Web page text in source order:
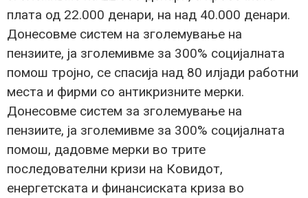
плата од 22.000 денари, на над 40.000 денари.
Донесовме систем на зголемување на
пензиите, ја зголемивме за 300% социјалната
помош тројно, се спасија над 80 илјади работни
места и фирми со антикризните мерки.
Донесовме систем за зголемување на
пензиите, ја зголемивме за 300% социјалната
помош, дадовме мерки во трите
последователни кризи на Ковидот,
енергетската и финансиската криза во